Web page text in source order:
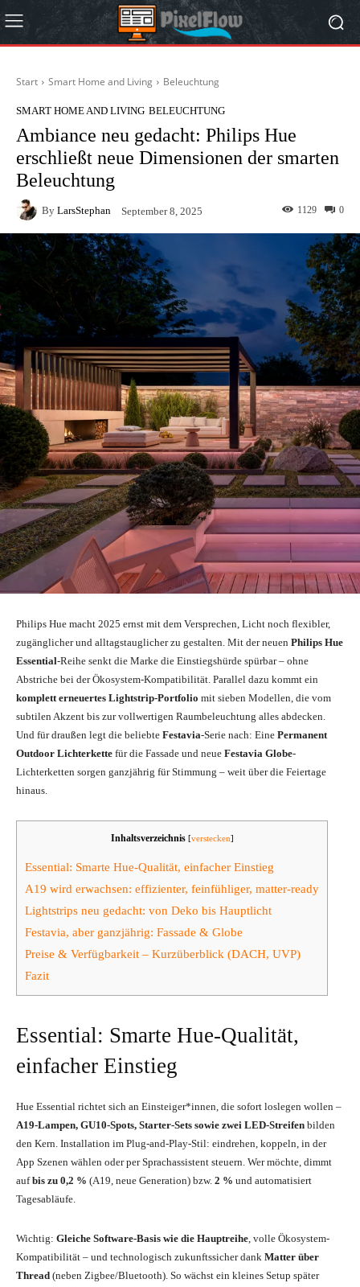
Start Smart Home and Living Beleuchtung
SMART HOME AND LIVING BELEUCHTUNG
Ambiance neu gedacht: Philips Hue
erschließt neue Dimensionen der smarten
Beleuchtung
By LarsStephan September 8, 2025 0
1129
Philips Hue macht 2025 ernst mit dem Versprechen, Licht noch flexibler,
zugänglicher und alltagstauglicher zu gestalten. Mit der neuen Philips Hue
Essential-Reihe senkt die Marke die Einstiegshürde spürbar – ohne
Abstriche bei der Ökosystem-Kompatibilität. Parallel dazu kommt ein
komplett erneuertes Lightstrip-Portfolio mit sieben Modellen, die vom
subtilen Akzent bis zur vollwertigen Raumbeleuchtung alles abdecken.
Und für draußen legt die beliebte Festavia-Serie nach: Eine Permanent
Outdoor Lichterkette für die Fassade und neue Festavia Globe-
Lichterketten sorgen ganzjährig für Stimmung – weit über die Feiertage
hinaus.
Inhaltsverzeichnis [verstecken]
Essential: Smarte Hue-Qualität, einfacher Einstieg
A19 wird erwachsen: effizienter, feinfühliger, matter-ready
Lightstrips neu gedacht: von Deko bis Hauptlicht
Festavia, aber ganzjährig: Fassade & Globe
Preise & Verfügbarkeit – Kurzüberblick (DACH, UVP)
Fazit
Essential: Smarte Hue-Qualität,
einfacher Einstieg
Hue Essential richtet sich an Einsteiger*innen, die sofort loslegen wollen –
A19-Lampen, GU10-Spots, Starter-Sets sowie zwei LED-Streifen bilden
den Kern. Installation im Plug-and-Play-Stil: eindrehen, koppeln, in der
App Szenen wählen oder per Sprachassistent steuern. Wer möchte, dimmt
aufbis zu 0,2 % (A19, neue Generation) bzw. 2 % und automatisiert
Tagesabläufe.
Wichtig: Gleiche Software-Basis wie die Hauptreihe, volle Ökosystem-
Kompatibilität – und technologisch zukunftssicher dank Matter über
Thread (neben Zigbee/Bluetooth). So wächst ein kleines Setup später